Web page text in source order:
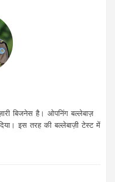
बिजनेस है। ओपनिंग बल्लेबाज़
इस तरह की बल्लेबाज़ी टेस्ट में